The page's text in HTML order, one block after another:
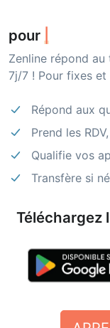
pour
Zenline répond
7j/7 ! Pour fixes et
Répond aux
Prend les
Qualifie vos
Transfère si
Téléchargez